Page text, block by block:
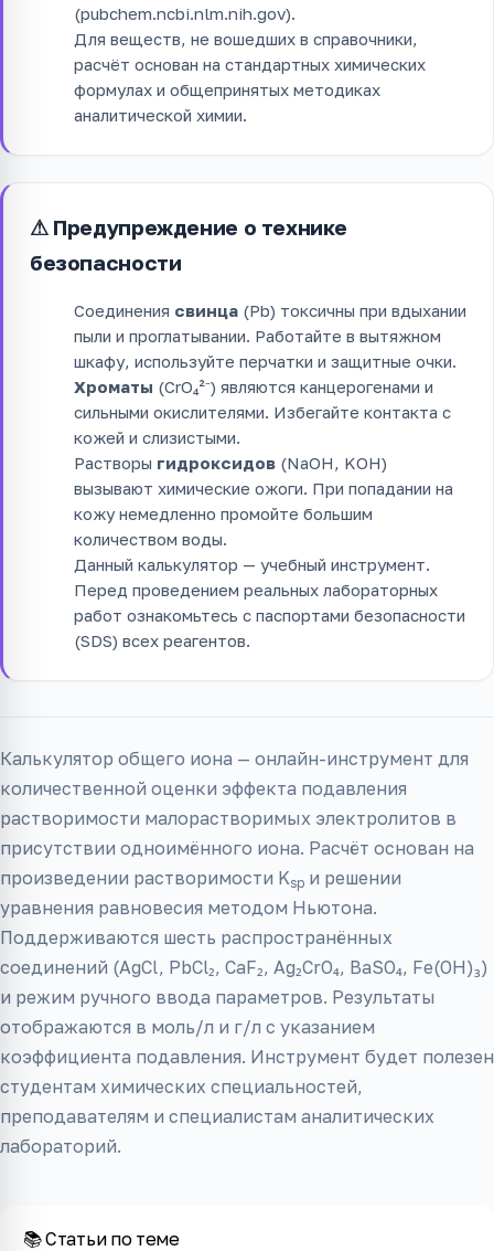
(pubchem.ncbi.nlm.nih.gov).
Для веществ, не вошедших в справочники,
расчёт основан на стандартных химических
формулах и общепринятых методиках
аналитической химии.
⚠ Предупреждение о технике
безопасности
Соединения свинца (Pb) токсичны при вдыхании
пыли и проглатывании. Работайте в вытяжном
шкафу, используйте перчатки и защитные очки.
Хроматы (CrO₄²⁻) являются канцерогенами и
сильными окислителями. Избегайте контакта с
кожей и слизистыми.
Растворы гидроксидов (NaOH, KOH)
вызывают химические ожоги. При попадании на
кожу немедленно промойте большим
количеством воды.
Данный калькулятор — учебный инструмент.
Перед проведением реальных лабораторных
работ ознакомьтесь с паспортами безопасности
(SDS) всех реагентов.
Калькулятор общего иона — онлайн-инструмент для
количественной оценки эффекта подавления
растворимости малорастворимых электролитов в
присутствии одноимённого иона. Расчёт основан на
произведении растворимости Ksp и решении
уравнения равновесия методом Ньютона.
Поддерживаются шесть распространённых
соединений (AgCl, PbCl₂, CaF₂, Ag₂CrO₄, BaSO₄, Fe(OH)₃)
и режим ручного ввода параметров. Результаты
отображаются в моль/л и г/л с указанием
коэффициента подавления. Инструмент будет полезен
студентам химических специальностей,
преподавателям и специалистам аналитических
лабораторий.
📚 Статьи по теме